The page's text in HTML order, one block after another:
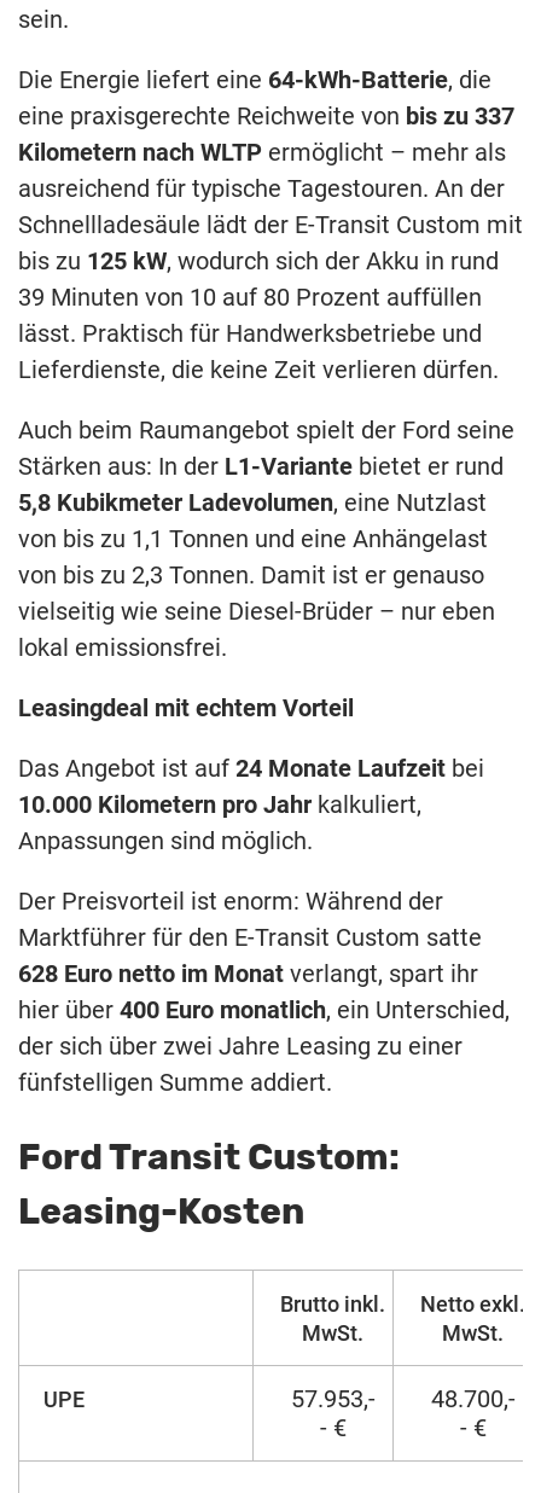
sein.
Die Energie liefert eine 64-kWh-Batterie, die
eine praxisgerechte Reichweite von bis zu 337
Kilometern nach WLTP ermöglicht – mehr als
ausreichend für typische Tagestouren. An der
Schnellladesäule lädt der E-Transit Custom mit
bis zu 125 kW, wodurch sich der Akku in rund
39 Minuten von 10 auf 80 Prozent auffüllen
lässt. Praktisch für Handwerksbetriebe und
Lieferdienste, die keine Zeit verlieren dürfen.
Auch beim Raumangebot spielt der Ford seine
Stärken aus: In der L1-Variante bietet er rund
5,8 Kubikmeter Ladevolumen, eine Nutzlast
von bis zu 1,1 Tonnen und eine Anhängelast
von bis zu 2,3 Tonnen. Damit ist er genauso
vielseitig wie seine Diesel-Brüder – nur eben
lokal emissionsfrei.
Leasingdeal mit echtem Vorteil
Das Angebot ist auf 24 Monate Laufzeit bei
10.000 Kilometern pro Jahr kalkuliert,
Anpassungen sind möglich.
Der Preisvorteil ist enorm: Während der
Marktführer für den E-Transit Custom satte
628 Euro netto im Monat verlangt, spart ihr
hier über 400 Euro monatlich, ein Unterschied,
der sich über zwei Jahre Leasing zu einer
fünfstelligen Summe addiert.
Ford Transit Custom:
Leasing-Kosten
Brutto inkl.
MwSt.
Netto exkl.
MwSt.
UPE
57.953,-
- €
48.700,-
- €